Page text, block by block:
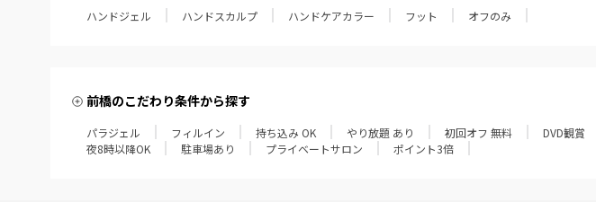
ハンドジェル ハンドスカルプ ハンドケアカラー フット オフのみ
前橋のこだわり条件から探す
パラジェル フィルイン 持ち込み OK やり放題 あり 初回オフ 無料 DVD観賞
夜8時以降OK
駐車場あり プライベートサロン ポイント3倍